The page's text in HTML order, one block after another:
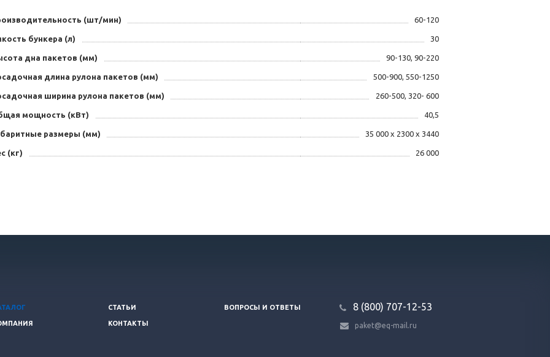
(шт/мин) 60-120
бункера (л) 30
дна пакетов (мм) 90-130, 90-220
длина рулона пакетов (мм) 500-900, 550-1250
ширина рулона пакетов (мм) 260-500, 320- 600
мощность (кВт) 40,5
размеры (мм) 35 000 х 2300 х 3440
(кг) 26 000
СТАТЬИ ВОПРОСЫ И ОТВЕТЫ
КОНТАКТЫ
8 (800) 707-12-53
paket@eq-mail.ru